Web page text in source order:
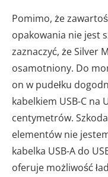
Pomimo, że
opakowania nie jest
zaznaczyć, że Silver
osamotniony. Do
on w pudełku
kabelkiem USB-C na
centymetrów.
elementów nie
kabelka USB-A do
oferuje możliwość